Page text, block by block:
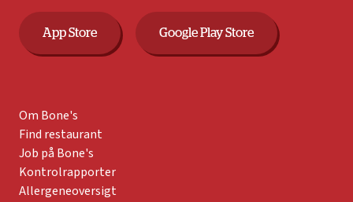
Om Bone's
Find restaurant
Job på Bone's
Kontrolrapporter
Allergeneoversigt
App Store Google Play Store